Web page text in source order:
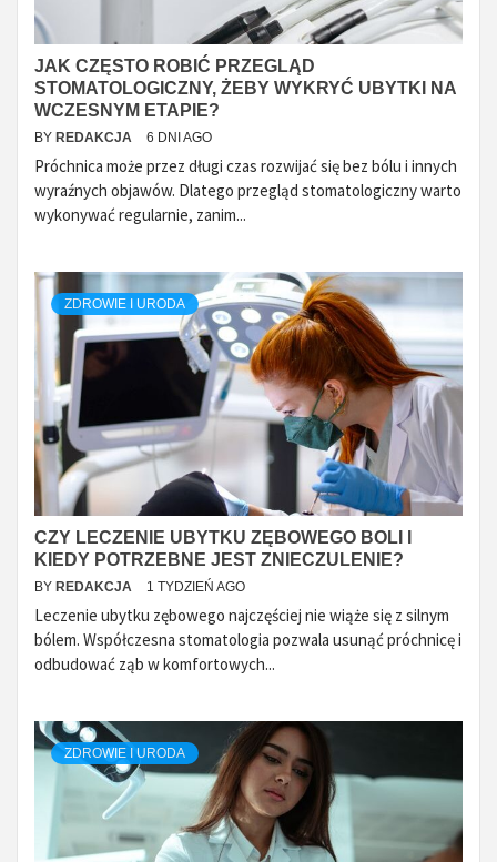
JAK CZĘSTO ROBIĆ PRZEGLĄD
STOMATOLOGICZNY, ŻEBY WYKRYĆ UBYTKI NA
WCZESNYM ETAPIE?
BY REDAKCJA 6 DNI AGO
Próchnica może przez długi czas rozwijać się bez bólu i innych
wyraźnych objawów. Dlatego przegląd stomatologiczny warto
wykonywać regularnie, zanim...
ZDROWIE I URODA
CZY LECZENIE UBYTKU ZĘBOWEGO BOLI I
KIEDY POTRZEBNE JEST ZNIECZULENIE?
BY REDAKCJA 1 TYDZIEŃ AGO
Leczenie ubytku zębowego najczęściej nie wiąże się z silnym
bólem. Współczesna stomatologia pozwala usunąć próchnicę i
odbudować ząb w komfortowych...
ZDROWIE I URODA